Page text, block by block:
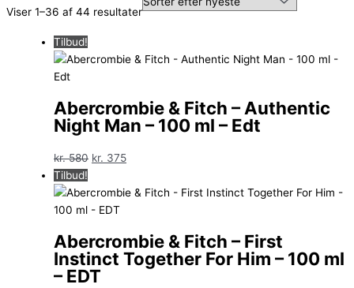
Viser 1–36 af 44 resultaterSorteret
Tilbud!
Abercrombie & Fitch – Authentic
Night Man – 100 ml – Edt
kr.580 Den
pris
var:
kr. 375Den
pris
Tilbud!
Abercrombie & Fitch – First
Instinct Together For Him – 100 ml
– EDT